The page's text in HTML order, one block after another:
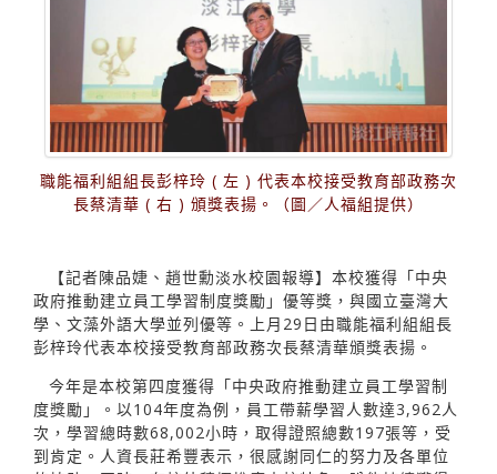
職能福利組組長彭梓玲 ( 左 ) 代表本校接受教育部政務次
長蔡清華 ( 右 ) 頒獎表揚。（圖／人福組提供）
【記者陳品婕、趙世勳淡水校園報導】本校獲得「中央
政府推動建立員工學習制度獎勵」優等獎，與國立臺灣大
學、文藻外語大學並列優等。上月29日由職能福利組組長
彭梓玲代表本校接受教育部政務次長蔡清華頒獎表揚。
今年是本校第四度獲得「中央政府推動建立員工學習制
度獎勵」。以104年度為例，員工帶薪學習人數達3,962人
次，學習總時數68,002小時，取得證照總數197張等，受
到肯定。人資長莊希豐表示，很感謝同仁的努力及各單位